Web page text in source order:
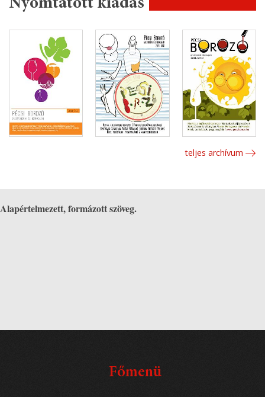
Nyomtatott kiadás
teljes archívum
Alapértelmezett, formázott szöveg.
Főmenü